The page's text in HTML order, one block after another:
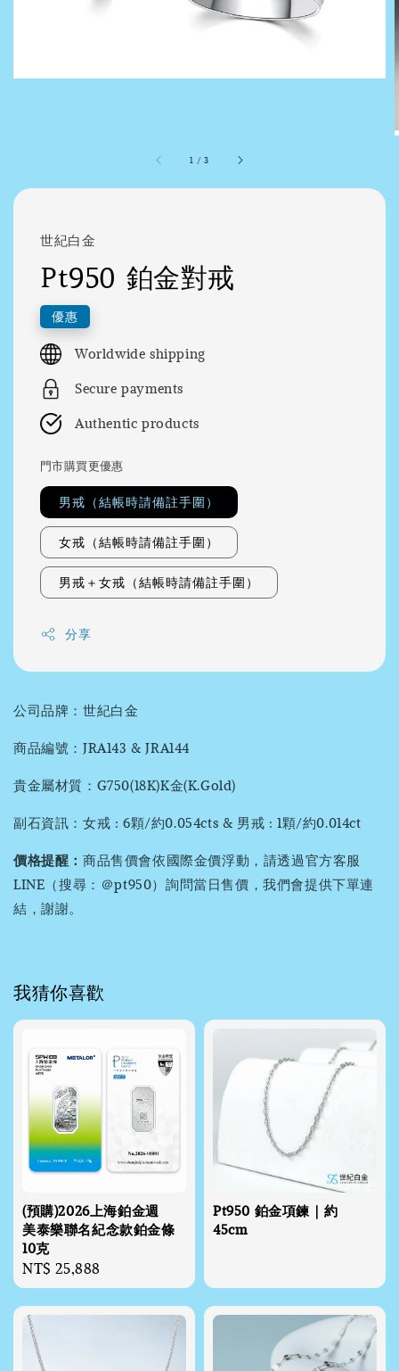
1 /3
世紀白金
Pt950 鉑金對戒
優惠
Worldwide shipping
Secure payments
Authentic products
門市購買更優惠
男戒（結帳時請備註手圍）
女戒（結帳時請備註手圍）
男戒＋女戒（結帳時請備註手圍）
分享
公司品牌：世紀白金
商品編號：JRA143 & JRA144
貴金屬材質：G750(18K)K金(K.Gold)
副石資訊：女戒 : 6顆/約0.054cts & 男戒 : 1顆/約0.014ct
價格提醒： 商品售價會依國際金價浮動，請透過官方客服
LINE（搜尋：＠pt950）詢問當日售價，我們會提供下單連
結，謝謝。
我猜你喜歡
(預購)2026上海鉑金週
美泰樂聯名紀念款鉑金條
10克
Regular
price
NT$ 25,888
Pt950 鉑金項鍊｜約
45cm